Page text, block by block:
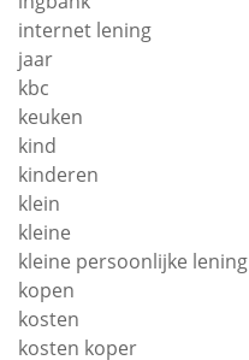
internet lening
jaar
kbc
keuken
kind
kinderen
klein
kleine
kleine persoonlijke lening
kopen
kosten
kosten koper